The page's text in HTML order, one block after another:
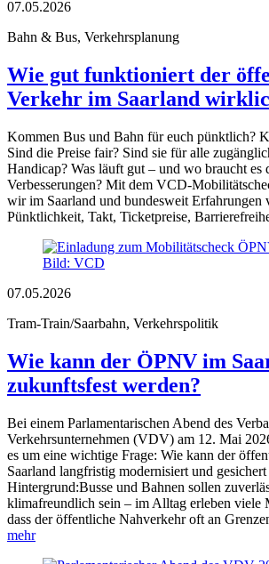
07.05.2026
Bahn & Bus, Verkehrsplanung
Wie gut funktioniert der
Verkehr im Saarland
Kommen Bus und Bahn für euch pünktlich?
Sind die Preise fair? Sind sie für alle
Handicap? Was läuft gut – und wo braucht es
Verbesserungen? Mit dem VCD-
wir im Saarland und bundesweit Erfahrungen
Pünktlichkeit, Takt, Ticketpreise,
07.05.2026
Tram-Train/Saarbahn, Verkehrspolitik
Wie kann der ÖPNV im
zukunftsfest werden?
Bei einem Parlamentarischen Abend des
Verkehrsunternehmen (VDV) am 12. Mai
es um eine wichtige Frage: Wie kann der
Saarland langfristig modernisiert und
Hintergrund:Busse und Bahnen sollen
klimafreundlich sein – im Alltag erleben viele
dass der öffentliche Nahverkehr oft an
mehr